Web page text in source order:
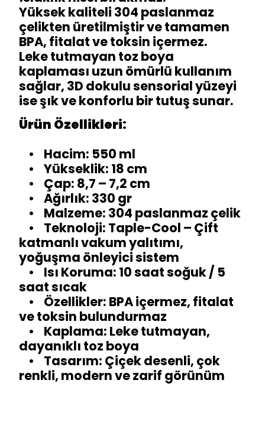
Yüksek kaliteli 304 paslanmaz
çelikten üretilmiştir ve tamamen
BPA, fitalat ve toksin içermez.
Leke tutmayan toz boya
kaplaması uzun ömürlü kullanım
sağlar, 3D dokulu sensorial yüzeyi
ise şık ve konforlu bir tutuş sunar.
Ürün Özellikleri:
• Hacim: 550 ml
• Yükseklik: 18 cm
• Çap: 8,7 – 7,2 cm
• Ağırlık: 330 gr
• Malzeme: 304 paslanmaz çelik
• Teknoloji: Taple-Cool – Çift
katmanlı vakum yalıtımı,
yoğuşma önleyici sistem
• Isı Koruma: 10 saat soğuk / 5
saat sıcak
• Özellikler: BPA içermez, fitalat
ve toksin bulundurmaz
• Kaplama: Leke tutmayan,
dayanıklı toz boya
• Tasarım: Çiçek desenli, çok
renkli, modern ve zarif görünüm